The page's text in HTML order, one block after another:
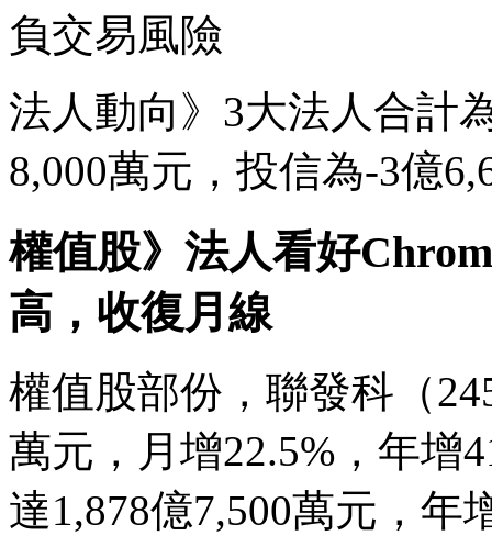
負交易風險
法人動向》3大法人合計
8,000萬元，投信為-3億
權值股》法人看好
高，收復月線
權值股部份，聯發科（
萬元，月增22.5%，年增
達1,878億7,500萬元，年